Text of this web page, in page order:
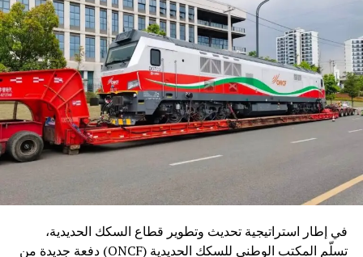
في إطار استراتيجية تحديث وتطوير قطاع السكك الحديدية،
تسلّم المكتب الوطني للسكك الحديدية (ONCF) دفعة جديدة من